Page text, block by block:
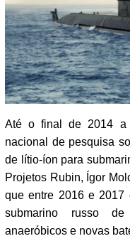
Até o final de 2014 a
nacional de pesquisa
de lítio-íon para
Projetos Rubin, Ígor
que entre 2016 e 2017
submarino russo
anaeróbicos e novas